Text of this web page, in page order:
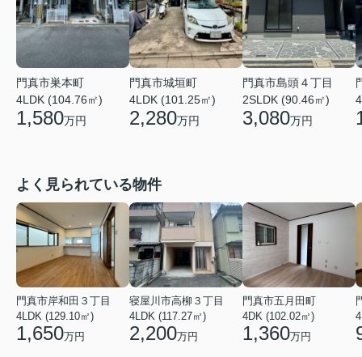
門真市巣本町
4LDK (104.76㎡)
1,580万円
門真市城垣町
4LDK (101.25㎡)
2,280万円
門真市島頭４丁目
2SLDK (90.46㎡)
3,080万円
よく見られている物件
門真市岸和田３丁目
4LDK (129.10㎡)
1,650万円
寝屋川市高柳３丁目
4LDK (117.27㎡)
2,200万円
門真市五月田町
4DK (102.02㎡)
1,360万円